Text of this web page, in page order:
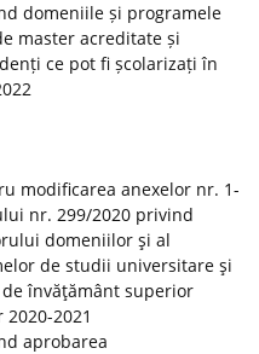
domeniile și programele
master acreditate și
ce pot fi școlarizați în
modificarea anexelor nr. 1-
nr. 299/2020 privind
domeniilor şi al
de studii universitare şi
învăţământ superior
2021
aprobarea